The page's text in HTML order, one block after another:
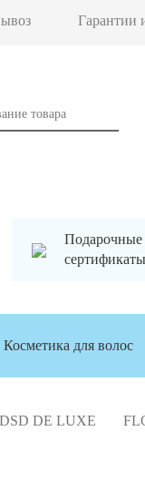
Гарантии
Подарочные
сертификаты
Косметика для волос
LUXE